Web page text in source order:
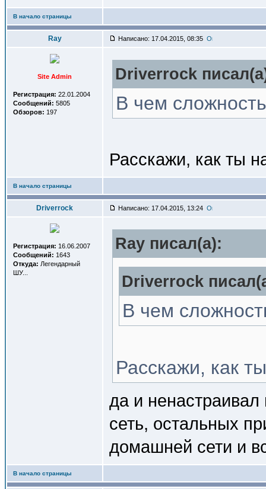
В начало страницы
Ray Написано: 17.04.2015, 08:35
Site Admin
Регистрация: 22.01.2004
Сообщений: 5805
Обзоров: 197
Driverrock
В чем
Расскажи, как ты
В начало страницы
Driverrock Написано: 17.04.2015, 13:24
Регистрация: 16.06.2007
Сообщений: 1643
Откуда: Легендарный
ШУ...
Ray писал(a):
Driverrock
В чем
Расскажи, как
да и
сеть, остальных
домашней сети и
В начало страницы